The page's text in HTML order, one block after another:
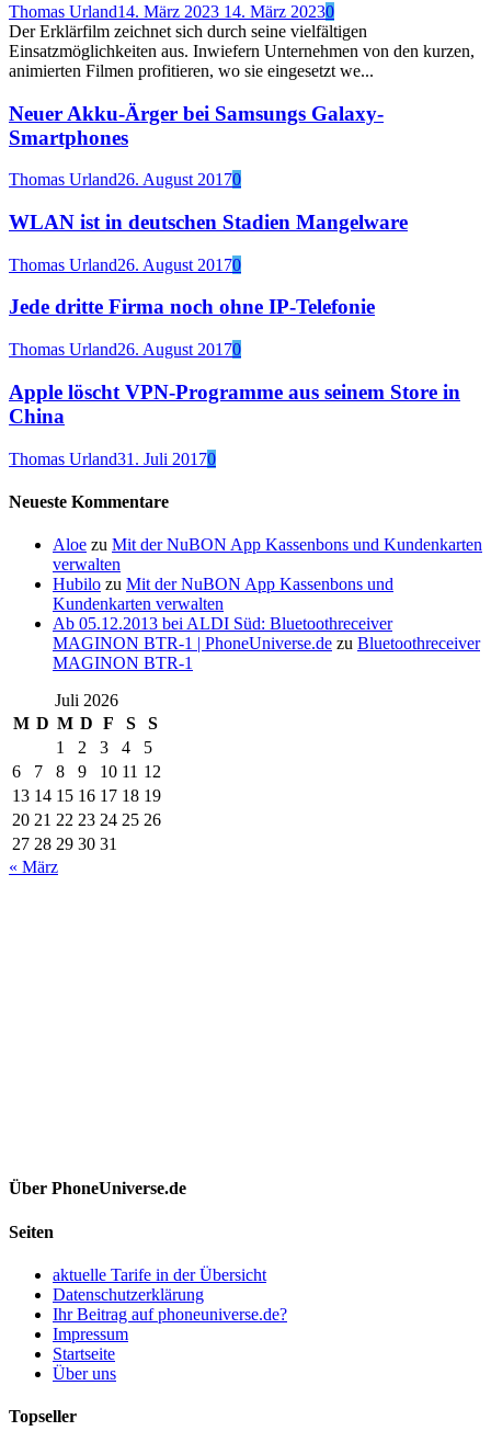
Thomas Urland14. März 2023 14. März 20230
Der Erklärfilm zeichnet sich durch seine vielfältigen
Einsatzmöglichkeiten aus. Inwiefern Unternehmen von den kurzen,
animierten Filmen profitieren, wo sie eingesetzt we...
Neuer Akku-Ärger bei Samsungs Galaxy-
Smartphones
Thomas Urland26. August 20170
WLAN ist in deutschen Stadien Mangelware
Thomas Urland26. August 20170
Jede dritte Firma noch ohne IP-Telefonie
Thomas Urland26. August 20170
Apple löscht VPN-Programme aus seinem Store in
China
Thomas Urland31. Juli 20170
Neueste Kommentare
Aloe zu Mit der NuBON App Kassenbons und Kundenkarten
verwalten
Hubilo zu Mit der NuBON App Kassenbons und
Kundenkarten verwalten
Ab 05.12.2013 bei ALDI Süd: Bluetoothreceiver
MAGINON BTR-1 | PhoneUniverse.de zu Bluetoothreceiver
MAGINON BTR-1
Juli 2026
M D M D F S
S
1
2 3 4
5
6
7 8 9 10 11 12
13 14 15 16 17 18 19
20 21 22 23 24 25 26
27 28 29 30 31
« März
Über PhoneUniverse.de
Seiten
aktuelle Tarife in der Übersicht
Datenschutzerklärung
Ihr Beitrag auf phoneuniverse.de?
Impressum
Startseite
Über uns
Topseller